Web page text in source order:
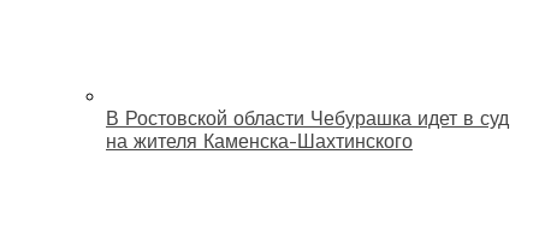
В Ростовской области Чебурашка идет в суд
на жителя Каменска-Шахтинского